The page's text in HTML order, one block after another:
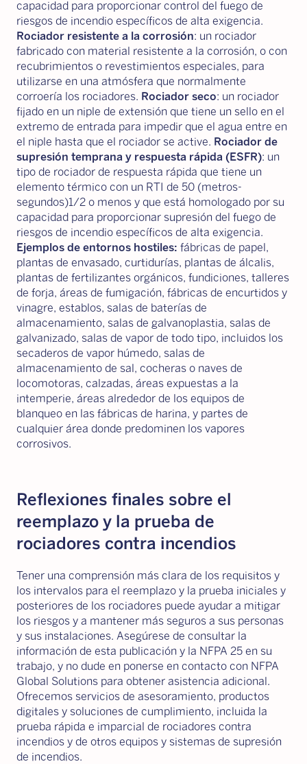
capacidad para proporcionar control del fuego de
riesgos de incendio específicos de alta exigencia.
Rociador resistente a la corrosión: un rociador
fabricado con material resistente a la corrosión, o con
recubrimientos o revestimientos especiales, para
utilizarse en una atmósfera que normalmente
corroería los rociadores. Rociador seco: un rociador
fijado en un niple de extensión que tiene un sello en el
extremo de entrada para impedir que el agua entre en
el niple hasta que el rociador se active. Rociador de
supresión temprana y respuesta rápida (ESFR): un
tipo de rociador de respuesta rápida que tiene un
elemento térmico con un RTI de 50 (metros-
segundos)1/2 o menos y que está homologado por su
capacidad para proporcionar supresión del fuego de
riesgos de incendio específicos de alta exigencia.
Ejemplos de entornos hostiles: fábricas de papel,
plantas de envasado, curtidurías, plantas de álcalis,
plantas de fertilizantes orgánicos, fundiciones, talleres
de forja, áreas de fumigación, fábricas de encurtidos y
vinagre, establos, salas de baterías de
almacenamiento, salas de galvanoplastia, salas de
galvanizado, salas de vapor de todo tipo, incluidos los
secaderos de vapor húmedo, salas de
almacenamiento de sal, cocheras o naves de
locomotoras, calzadas, áreas expuestas a la
intemperie, áreas alrededor de los equipos de
blanqueo en las fábricas de harina, y partes de
cualquier área donde predominen los vapores
corrosivos.
Reflexiones finales sobre el
reemplazo y la prueba de
rociadores contra incendios
Tener una comprensión más clara de los requisitos y
los intervalos para el reemplazo y la prueba iniciales y
posteriores de los rociadores puede ayudar a mitigar
los riesgos y a mantener más seguros a sus personas
y sus instalaciones. Asegúrese de consultar la
información de esta publicación y la NFPA 25 en su
trabajo, y no dude en ponerse en contacto con NFPA
Global Solutions para obtener asistencia adicional.
Ofrecemos servicios de asesoramiento, productos
digitales y soluciones de cumplimiento, incluida la
prueba rápida e imparcial de rociadores contra
incendios y de otros equipos y sistemas de supresión
de incendios.